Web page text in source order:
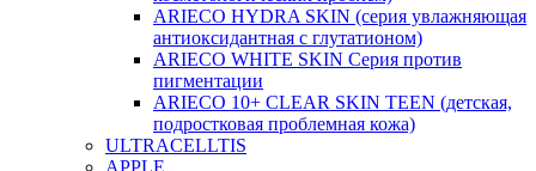
ARIECO HYDRA SKIN (серия увлажняющая
антиоксидантная с глутатионом)
ARIECO WHITE SKIN Серия против
пигментации
ARIECO 10+ CLEAR SKIN TEEN (детская,
подростковая проблемная кожа)
ULTRACELLTIS
APPLE